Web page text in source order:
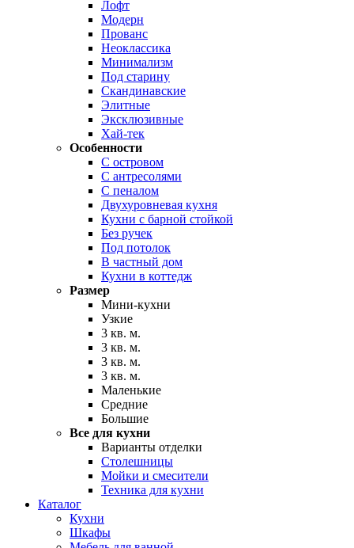
Лофт
Модерн
Прованс
Неоклассика
Минимализм
Под старину
Скандинавские
Элитные
Эксклюзивные
Хай-тек
Особенности
С островом
С антресолями
С пеналом
Двухуровневая кухня
Кухни с барной стойкой
Без ручек
Под потолок
В частный дом
Кухни в коттедж
Размер
Мини-кухни
Узкие
3 кв. м.
3 кв. м.
3 кв. м.
3 кв. м.
Маленькие
Средние
Большие
Все для кухни
Варианты отделки
Столешницы
Мойки и смесители
Техника для кухни
Каталог
Кухни
Шкафы